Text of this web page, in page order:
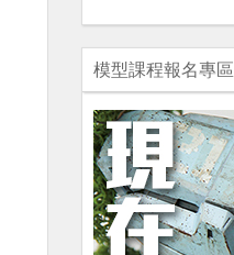
模型課程報名專區